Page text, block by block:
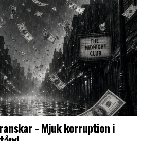
- Mjuk korruption i